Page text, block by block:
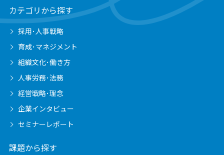
カテゴリから探す
採用･人事戦略
育成･マネジメント
組織文化･働き方
人事労務･法務
経営戦略･理念
企業インタビュー
セミナーレポート
課題から探す